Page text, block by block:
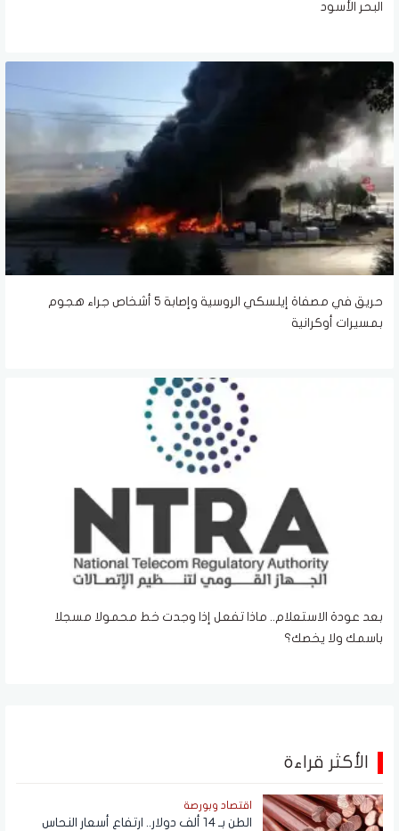
البحر الأسود
حريق في مصفاة إيلسكي الروسية وإصابة 5 أشخاص جراء هجوم
بمسيرات أوكرانية
بعد عودة الاستعلام.. ماذا تفعل إذا وجدت خط محمولا مسجلا
باسمك ولا يخصك؟
الأكثر قراءة
اقتصاد وبورصة
الطن بـ 14 ألف دولار.. ارتفاع أسعار النحاس